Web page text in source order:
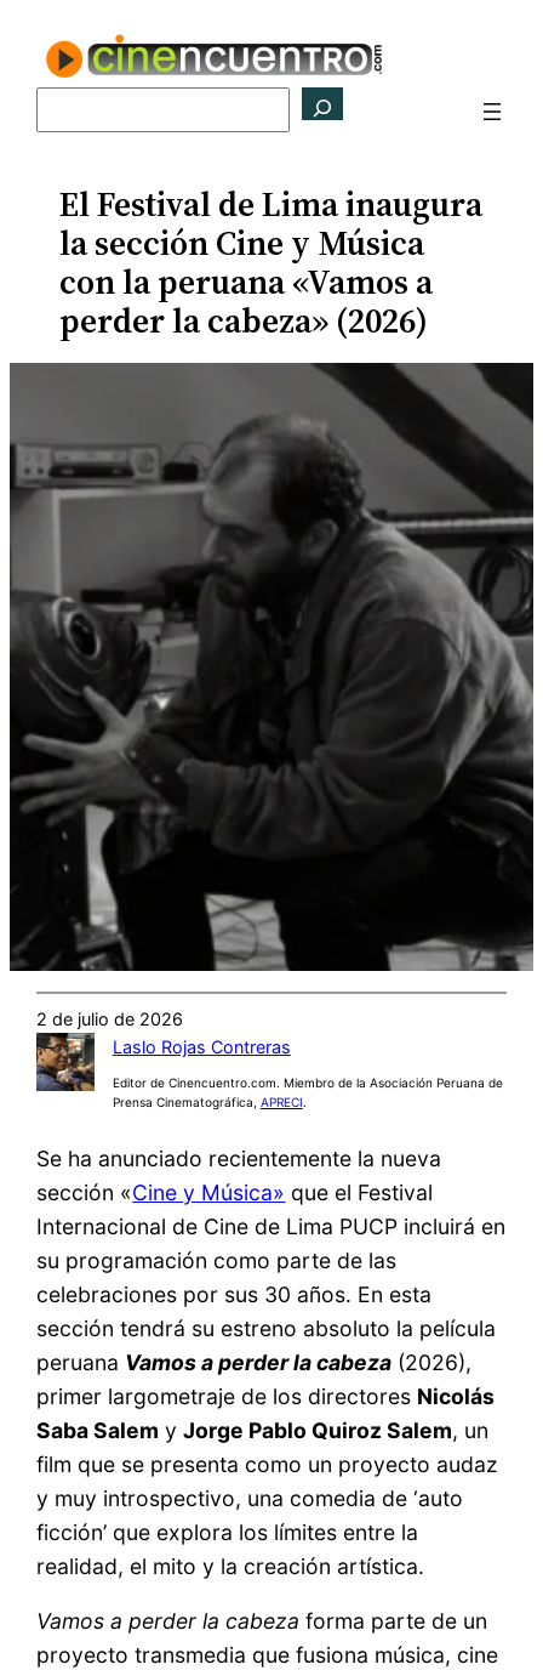
contenido
El Festival de Lima inaugura
la sección Cine y Música
con la peruana «Vamos a
perder la cabeza» (2026)
2 de julio de 2026
Laslo Rojas Contreras
Editor de Cinencuentro.com. Miembro de la Asociación Peruana de
Prensa Cinematográfica, APRECI.
Se ha anunciado recientemente la nueva
sección «Cine y Música» que el Festival
Internacional de Cine de Lima PUCP incluirá en
su programación como parte de las
celebraciones por sus 30 años. En esta
sección tendrá su estreno absoluto la película
peruana Vamos a perder la cabeza (2026),
primer largometraje de los directores Nicolás
Saba Salem yJorge Pablo Quiroz Salem, un
film que se presenta como un proyecto audaz
y muy introspectivo, una comedia de ‘auto
ficción’ que explora los límites entre la
realidad, el mito y la creación artística.
Vamos a perder la cabeza forma parte de un
proyecto transmedia que fusiona música, cine